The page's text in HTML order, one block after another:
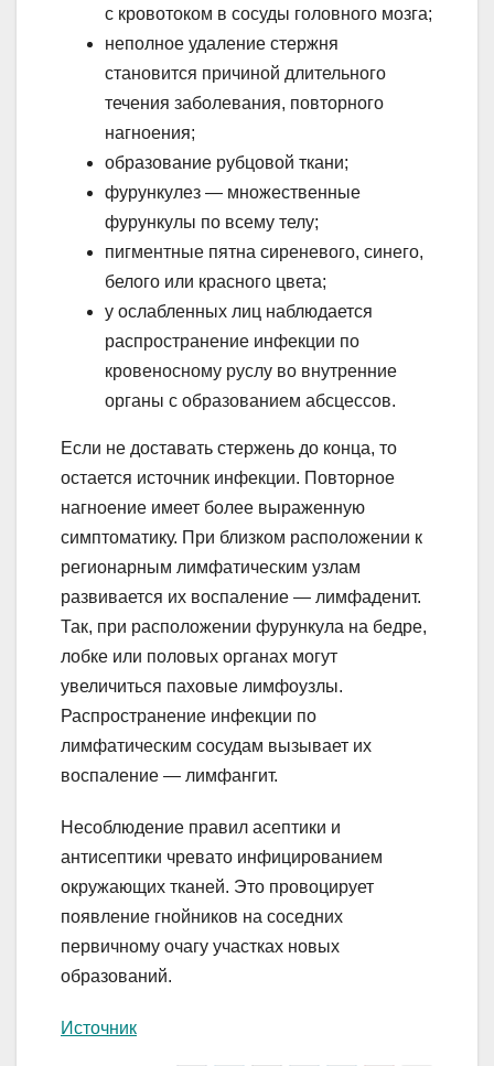
с кровотоком в сосуды головного мозга;
неполное удаление стержня
становится причиной длительного
течения заболевания, повторного
нагноения;
образование рубцовой ткани;
фурункулез — множественные
фурункулы по всему телу;
пигментные пятна сиреневого, синего,
белого или красного цвета;
у ослабленных лиц наблюдается
распространение инфекции по
кровеносному руслу во внутренние
органы с образованием абсцессов.
Если не доставать стержень до конца, то
остается источник инфекции. Повторное
нагноение имеет более выраженную
симптоматику. При близком расположении к
регионарным лимфатическим узлам
развивается их воспаление — лимфаденит.
Так, при расположении фурункула на бедре,
лобке или половых органах могут
увеличиться паховые лимфоузлы.
Распространение инфекции по
лимфатическим сосудам вызывает их
воспаление — лимфангит.
Несоблюдение правил асептики и
антисептики чревато инфицированием
окружающих тканей. Это провоцирует
появление гнойников на соседних
первичному очагу участках новых
образований.
Источник